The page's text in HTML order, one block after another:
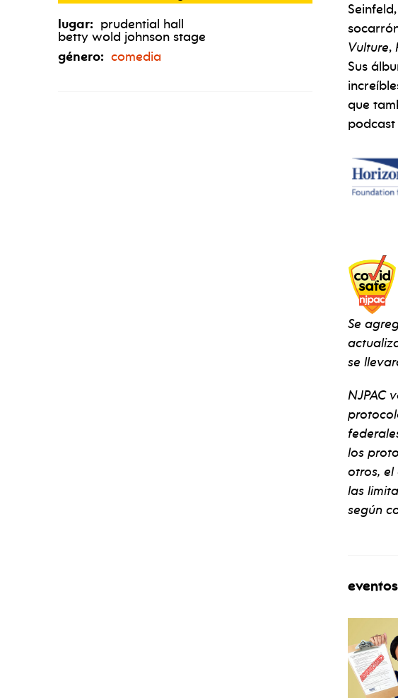
lugar: prudential hall
betty wold johnson stage
género: comedia
Vulture,
Sus
que
podcast
Se
se
NJPAC
los
otros, el
las
según